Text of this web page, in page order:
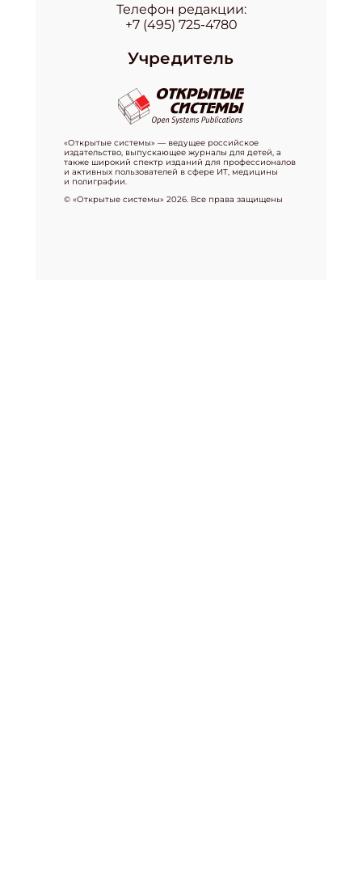
Телефон редакции:
+7 (495) 725-4780
Учредитель
«Открытые системы» — ведущее российское
издательство, выпускающее журналы для детей, а
также широкий спектр изданий для профессионалов
и активных пользователей в сфере ИТ, медицины
и полиграфии.
© «Открытые системы» 2026. Все права защищены